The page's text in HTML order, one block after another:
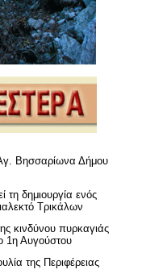
Βησσαρίωνα Δήμου
τη δημιουργία ενός
Τρικάλων
κινδύνου πυρκαγιάς
1η Αυγούστου
της Περιφέρειας